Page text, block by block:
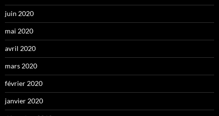
juin 2020
mai 2020
avril 2020
mars 2020
février 2020
janvier 2020